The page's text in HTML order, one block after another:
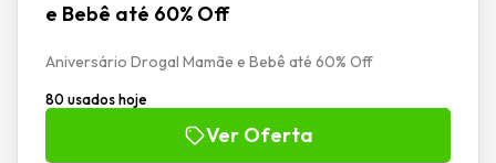
e Bebê até 60% Off
Aniversário Drogal Mamãe e Bebê até 60% Off
80 usados hoje
Ver Oferta